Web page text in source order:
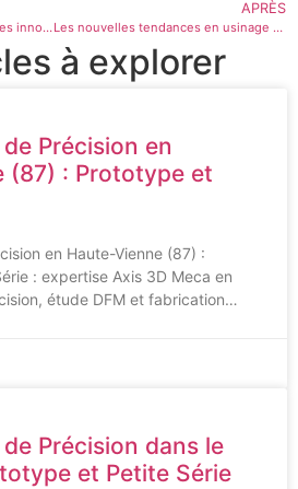
Les préjugés sur l’usinage et ses innovations
APRÈS
Les nouvelles tendances en usinage électrique
à explorer
Précision en
(87) : Prototype et
en Haute-Vienne (87) :
: expertise Axis 3D Meca en
étude DFM et fabrication…
Précision dans le
et Petite Série